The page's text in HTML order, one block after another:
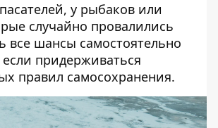
у рыбаков или
случайно провалились
все шансы самостоятельно
придерживаться
правил самосохранения.